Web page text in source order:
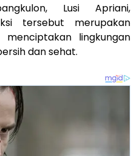
Lusi Apriani,
tersebut merupakan
lingkungan
dan sehat.